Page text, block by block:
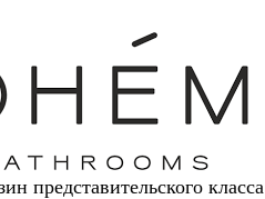
представительского класса